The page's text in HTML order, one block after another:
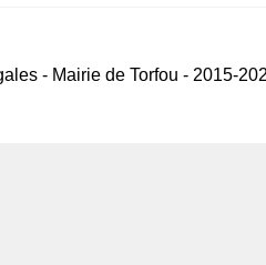
- Mairie de Torfou - 2015-